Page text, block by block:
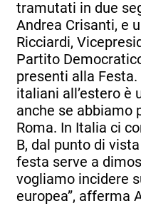
tramutati in due
Andrea Crisanti, e
Ricciardi,
Partito
presenti alla
italiani all’estero è
anche se abbiamo
Roma. In Italia ci
B, dal punto di
festa serve a
vogliamo incidere
europea”, afferma